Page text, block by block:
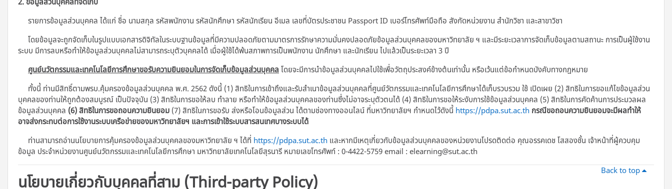
รายการข้อมูลส่วนบุคคล ได้แก่ ชื่อ นามสกุล รหัสพนักงาน รหัสนักศึกษา รหัสนักเรียน อีเมล เลขที่บัตรประชาชน Passport ID เบอร์โทรศัพท์มือถือ สังกัดหน่วยงาน สำนักวิชา และสาขาวิชา
โดยข้อมูลจะถูกจัดเก็บในรูปแบบเอกสารดิจิทัลในระบบฐานข้อมูลที่มีความปลอดภัยตามมาตรการรักษาความมั่นคงปลอดภัยข้อมูลส่วนบุคคลของมหาวิทยาลัย ฯ และมีระยะเวลาการจัดเก็บข้อมูลตามสถานะ การเป็นผู้ใช้งาน
ระบบ มีการลบหรือทำให้ข้อมูลส่วนบุคคลไม่สามารถระบุตัวบุคคลได้ เมื่อผู้ใช้ได้พ้นสภาพการเป็นพนักงาน นักศึกษา และนักเรียน ไปแล้วเป็นระยะเวลา 3 ปี
ศูนย์นวัตกรรมและเทคโนโลยีการศึกษาขอรับความยินยอมในการจัดเก็บข้อมูลส่วนบุคคล โดยจะมีการนำข้อมูลส่วนบุคคลไปใช้เพื่อวัตถุประสงค์ข้างต้นเท่านั้น หรือเว้นแต่ข้อกำหนดบังคับทางกฎหมาย
ทั้งนี้ ท่านมีสิทธิ์ตามพรบ.คุ้มครองข้อมูลส่วนบุคคล พ.ศ. 2562 ดังนี้ (1) สิทธิในการเข้าถึงและรับสำเนาข้อมูลส่วนบุคคลที่ศูนย์วัตกรรมและเทคโนโลยีการศึกษาได้เก็บรวบรวม ใช้ เปิดเผย (2) สิทธิในการขอแก้ไขข้อมูลส่วน
บุคคลของท่านให้ถูกต้องสมบูรณ์ เป็นปัจจุบัน (3) สิทธิในการขอให้ลบ ทำลาย หรือทำให้ข้อมูลส่วนบุคคลของท่านซึ่งไม่อาจระบุตัวตนได้ (4) สิทธิในการขอให้ระงับการใช้ข้อมูลส่วนบุคคล (5) สิทธิในการคัดค้านการประมวลผล
ข้อมูลส่วนบุคคล (6) สิทธิในการขอถอนความยินยอม (7) สิทธิในการขอรับ ส่งหรือโอนข้อมูลส่วน ได้ตามช่องทางออนไลน์ ที่มหาวิทยาลัยฯ กำหนดไว้ดังนี้ https://pdpa.sut.ac.th กรณีขอถอนความยินยอมจะมีผลทำให้
อาจส่งกระทบต่อการใช้งานระบบเครือข่ายของมหาวิทยาลัยฯ และการเข้าใช้ระบบสารสนเทศบางระบบได้
ท่านสามารถอ่านนโยบายการคุ้มครองข้อมูลส่วนบุคคลของมหาวิทยาลัย ฯ ได้ที่ https://pdpa.sut.ac.th และหากมีเหตุเกี่ยวกับข้อมูลส่วนบุคคลของหน่วยงานโปรดติดต่อ คุณอรรคเดช โสสองชั้น เจ้าหน้าที่ผู้ควบคุม
ข้อมูล ประจําหน่วยงานศูนย์นวัตกรรมและเทคโนโลยีการศึกษา มหาวิทยาลัยเทคโนโลยีสุรนารี หมายเลขโทรศัพท์ : 0-4422-5759 email : elearning@sut.ac.th
Back to top
นโยบายเกี่ยวกับบุคคลที่สาม (Third-party Policy)